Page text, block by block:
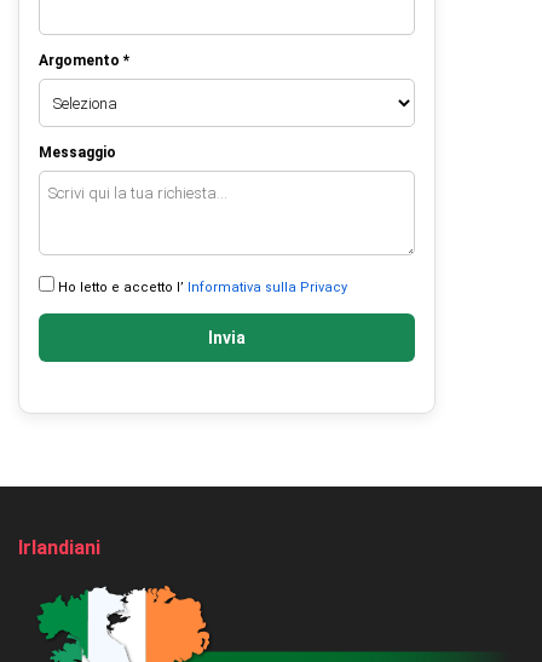
Argomento *
Messaggio
Ho letto e accetto l’ Informativa sulla Privacy
Invia
Irlandiani